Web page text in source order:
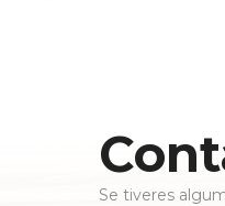
Se tiveres